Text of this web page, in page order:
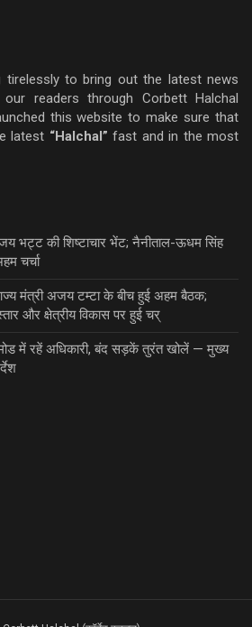
tirelessly to bring out the latest news
readers through Corbett Halchal
this website to make sure that
latest “Halchal” fast and in the most
भट्ट की शिष्टाचार भेंट; नैनीताल-ऊधम सिंह
चर्चा
मंत्री अजय टम्टा के बीच हुई अहम बैठक;
और क्षेत्रीय विकास पर हुई चर्
में रहें अधिकारी, बंद सड़कें तुरंत खोलें — मुख्य